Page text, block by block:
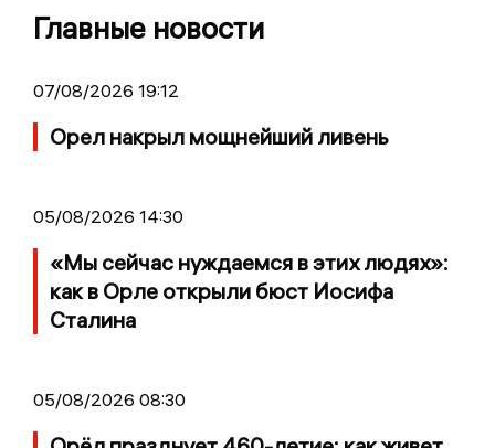
Главные новости
07/08/2026 19:12
Орел накрыл мощнейший ливень
05/08/2026 14:30
«Мы сейчас нуждаемся в этих людях»:
как в Орле открыли бюст Иосифа
Сталина
05/08/2026 08:30